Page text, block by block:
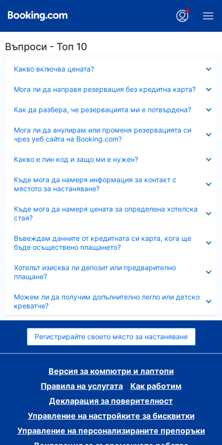
Въпроси - Топ 10
Какво включва цената?
Мога ли да направя резервация без кредитна карта?
Как да разбера, че резервацията ми е потвърдена?
Мога ли да анулирам или променя резервацията си
чрез уеб сайта на Booking.com?
Какво е пин код и защо ми е нужен?
Къде мога да намеря информация за контакт с
мястото за настаняване?
Къде мога да намеря цената за определена хотелска
стая?
Въвеждам данните от кредитната си карта, кога ще
бъде осъществено плащането?
Хотелът изисква ли депозит или предварително
плащане?
Можем ли да получим допълнително легло или детско
креватче?
Регистрирайте своето място за настаняване
Версия за компютри и лаптопи
Правила на услугата
Как работим
Декларация за поверителност
Управление на настройките за бисквитки
Управление на персонализираните препоръки